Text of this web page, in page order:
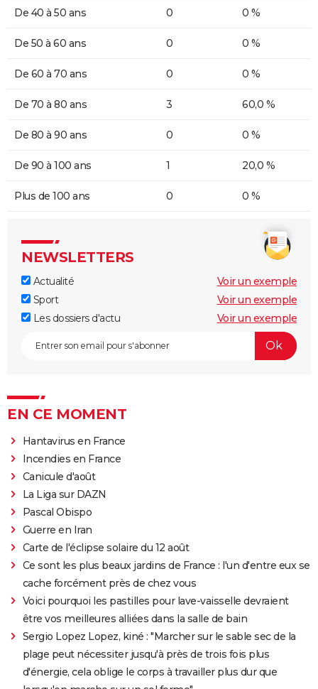
De 40 à 50 ans 0 0 %
De 50 à 60 ans 0 0 %
De 60 à 70 ans 0 0 %
De 70 à 80 ans 3 60,0 %
De 80 à 90 ans 0 0 %
De 90 à 100 ans 1 20,0 %
Plus de 100 ans 0 0 %
NEWSLETTERS
Actualité
Voir un exemple
Sport
Voir un exemple
Les dossiers d'actu
Voir un exemple
EN CE MOMENT
Hantavirus en France
Incendies en France
Canicule d'août
La Liga sur DAZN
Pascal Obispo
Guerre en Iran
Carte de l'éclipse solaire du 12 août
Ce sont les plus beaux jardins de France : l'un d'entre eux se
cache forcément près de chez vous
Voici pourquoi les pastilles pour lave-vaisselle devraient
être vos meilleures alliées dans la salle de bain
Sergio Lopez Lopez, kiné : "Marcher sur le sable sec de la
plage peut nécessiter jusqu'à près de trois fois plus
d'énergie, cela oblige le corps à travailler plus dur que